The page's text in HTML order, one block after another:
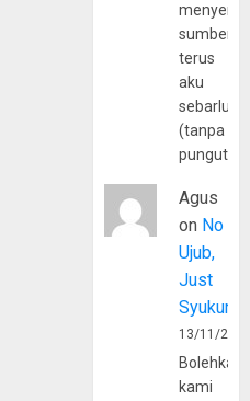
sumber
terus
aku
(tanpa
Agus
on No
Ujub,
Just
Syukur
13/11/
Bolehkah
kami